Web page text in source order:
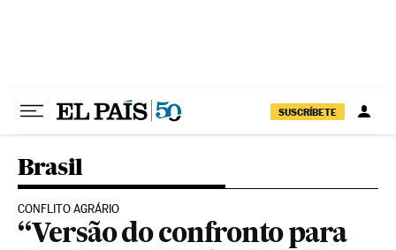
SUSCRÍBETE
Brasil
CONFLITO AGRÁRIO
“Versão do confronto para